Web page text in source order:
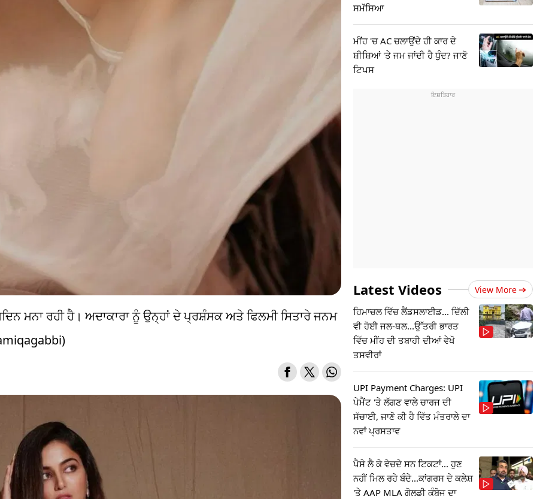
ਮਨਾ ਰਹੀ ਹੈ। ਅਦਾਕਾਰਾ ਨੂੰ ਉਨ੍ਹਾਂ ਦੇ ਪ੍ਰਸ਼ੰਸਕ ਅਤੇ ਫਿਲਮੀ ਸਿਤਾਰੇ ਜਨਮ
ਸਮੱਸਿਆ
ਮੀਂਹ 'ਚ AC ਚਲਾਉਂਦੇ ਹੀ ਕਾਰ ਦੇ
ਸ਼ੀਸ਼ਿਆਂ 'ਤੇ ਜਮ ਜਾਂਦੀ ਹੈ ਧੁੰਦ? ਜਾਣੋ
ਟਿਪਸ
Latest Videos View More
ਹਿਮਾਚਲ ਵਿੱਚ ਲੈਂਡਸਲਾਈਡ... ਦਿੱਲੀ
ਵੀ ਹੋਈ ਜਲ-ਥਲ...ਉੱਤਰੀ ਭਾਰਤ
ਵਿੱਚ ਮੀਂਹ ਦੀ ਤਬਾਹੀ ਦੀਆਂ ਵੇਖੋ
ਤਸਵੀਰਾਂ
UPI Payment Charges: UPI
ਪੇਮੈਂਟ 'ਤੇ ਲੱਗਣ ਵਾਲੇ ਚਾਰਜ ਦੀ
ਸੱਚਾਈ, ਜਾਣੋ ਕੀ ਹੈ ਵਿੱਤ ਮੰਤਰਾਲੇ ਦਾ
ਨਵਾਂ ਪ੍ਰਸਤਾਵ
ਪੈਸੇ ਲੈ ਕੇ ਵੇਚਦੇ ਸਨ ਟਿਕਟਾਂ... ਹੁਣ
ਨਹੀਂ ਮਿਲ ਰਹੇ ਬੰਦੇ...ਕਾਂਗਰਸ ਦੇ ਕਲੇਸ਼
'ਤੇ AAP MLA ਗੋਲਡੀ ਕੰਬੋਜ ਦਾ